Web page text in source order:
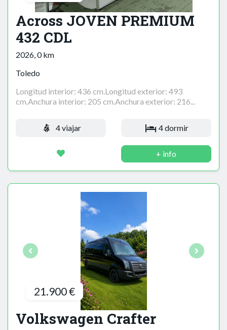
Across JOVEN PREMIUM
432 CDL
2026, 0 km
Toledo
Longitud interior: 436 cm.Longitud exterior: 493
cm.Anchura interior: 205 cm.Anchura exterior: 216...
4 viajar 4 dormir
+ info
21.900 €
Volkswagen Crafter